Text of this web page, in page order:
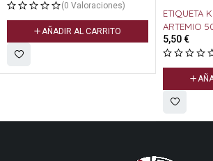
(0 Valoraciones)
AÑADIR AL CARRITO
ETIQUETA
ARTEMIO
5,50€